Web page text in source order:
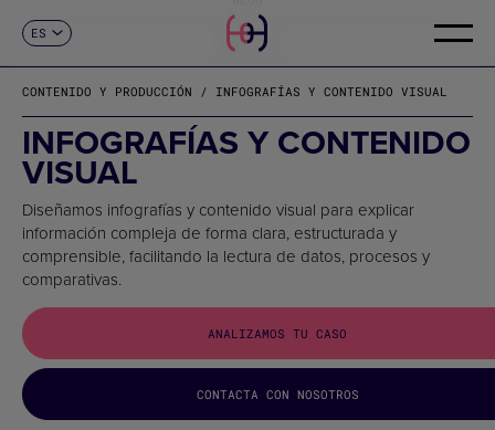
ES
FR
DE
IT
PT
CONTACTO
CONTENIDO Y PRODUCCIÓN / INFOGRAFÍAS Y CONTENIDO VISUAL
INFOGRAFÍAS Y CONTENIDO
VISUAL
Diseñamos infografías y contenido visual para explicar
información compleja de forma clara, estructurada y
comprensible, facilitando la lectura de datos, procesos y
comparativas.
ANALIZAMOS TU CASO
CONTACTA CON NOSOTROS